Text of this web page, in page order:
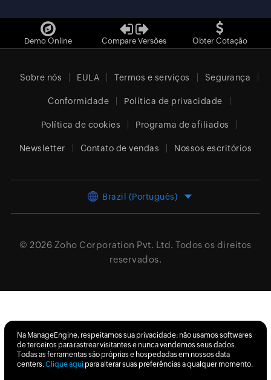
Demo Online Compare Versões Obter Cotação
Sobre nós EULA Termos e serviços Segurança
Conformidade Política de privacidade
Política de cookies Programa de afiliados
Newsletter Contato de vendas Nossos escritórios
Brazil (Português)
© 2026 Zoho Corporation Pvt. Ltd. Todos os direitos
reservados.
Na ManageEngine, respeitamos sua privacidade: não usamos softwares
de terceiros para rastrear visitantes e nunca vendemos seus dados.
Todas as ferramentas são próprias e hospedadas em nossos data
centers.Clique aqui para alterar suas preferências a qualquer momento.